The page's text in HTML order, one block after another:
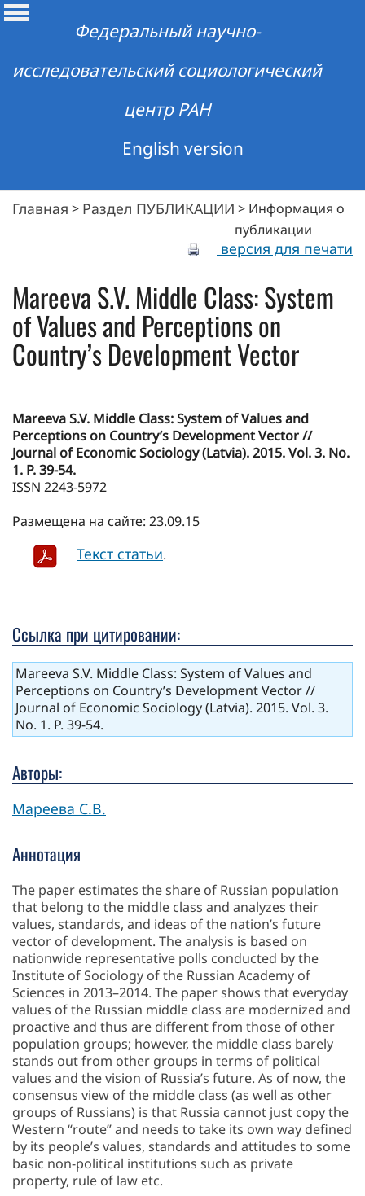
Федеральный научно-
исследовательский социологический
центр РАН
English version
Главная > Раздел ПУБЛИКАЦИИ > Информация о
публикации
версия для печати
Mareeva S.V. Middle Class: System
of Values and Perceptions on
Country’s Development Vector
Mareeva S.V. Middle Class: System of Values and
Perceptions on Country’s Development Vector //
Journal of Economic Sociology (Latvia). 2015. Vol. 3. No.
1. P. 39-54.
ISSN 2243-5972
Размещена на сайте: 23.09.15
Текст статьи.
Ссылка при цитировании:
Mareeva S.V. Middle Class: System of Values and
Perceptions on Country’s Development Vector //
Journal of Economic Sociology (Latvia). 2015. Vol. 3.
No. 1. P. 39-54.
Авторы:
Мареева С.В.
Аннотация
The paper estimates the share of Russian population
that belong to the middle class and analyzes their
values, standards, and ideas of the nation’s future
vector of development. The analysis is based on
nationwide representative polls conducted by the
Institute of Sociology of the Russian Academy of
Sciences in 2013–2014. The paper shows that everyday
values of the Russian middle class are modernized and
proactive and thus are different from those of other
population groups; however, the middle class barely
stands out from other groups in terms of political
values and the vision of Russia’s future. As of now, the
consensus view of the middle class (as well as other
groups of Russians) is that Russia cannot just copy the
Western “route” and needs to take its own way defined
by its people’s values, standards and attitudes to some
basic non-political institutions such as private
property, rule of law etc.